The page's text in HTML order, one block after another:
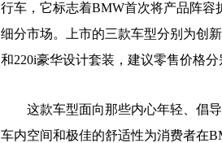
行车，它标志着BMW首次将产品阵容
细分市场。上市的三款车型分别为创
和220i豪华设计套装，建议零售价格分
这款车型面向那些内心年轻、倡导
车内空间和极佳的舒适性为消费者在